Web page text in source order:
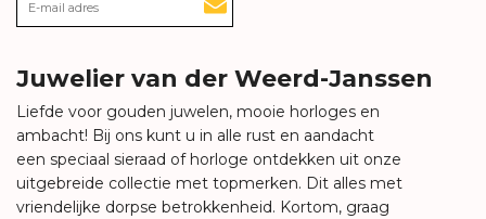
Juwelier van der Weerd-Janssen
Liefde voor gouden juwelen, mooie horloges en
ambacht! Bij ons kunt u in alle rust en aandacht
een speciaal sieraad of horloge ontdekken uit onze
uitgebreide collectie met topmerken. Dit alles met
vriendelijke dorpse betrokkenheid. Kortom, graag